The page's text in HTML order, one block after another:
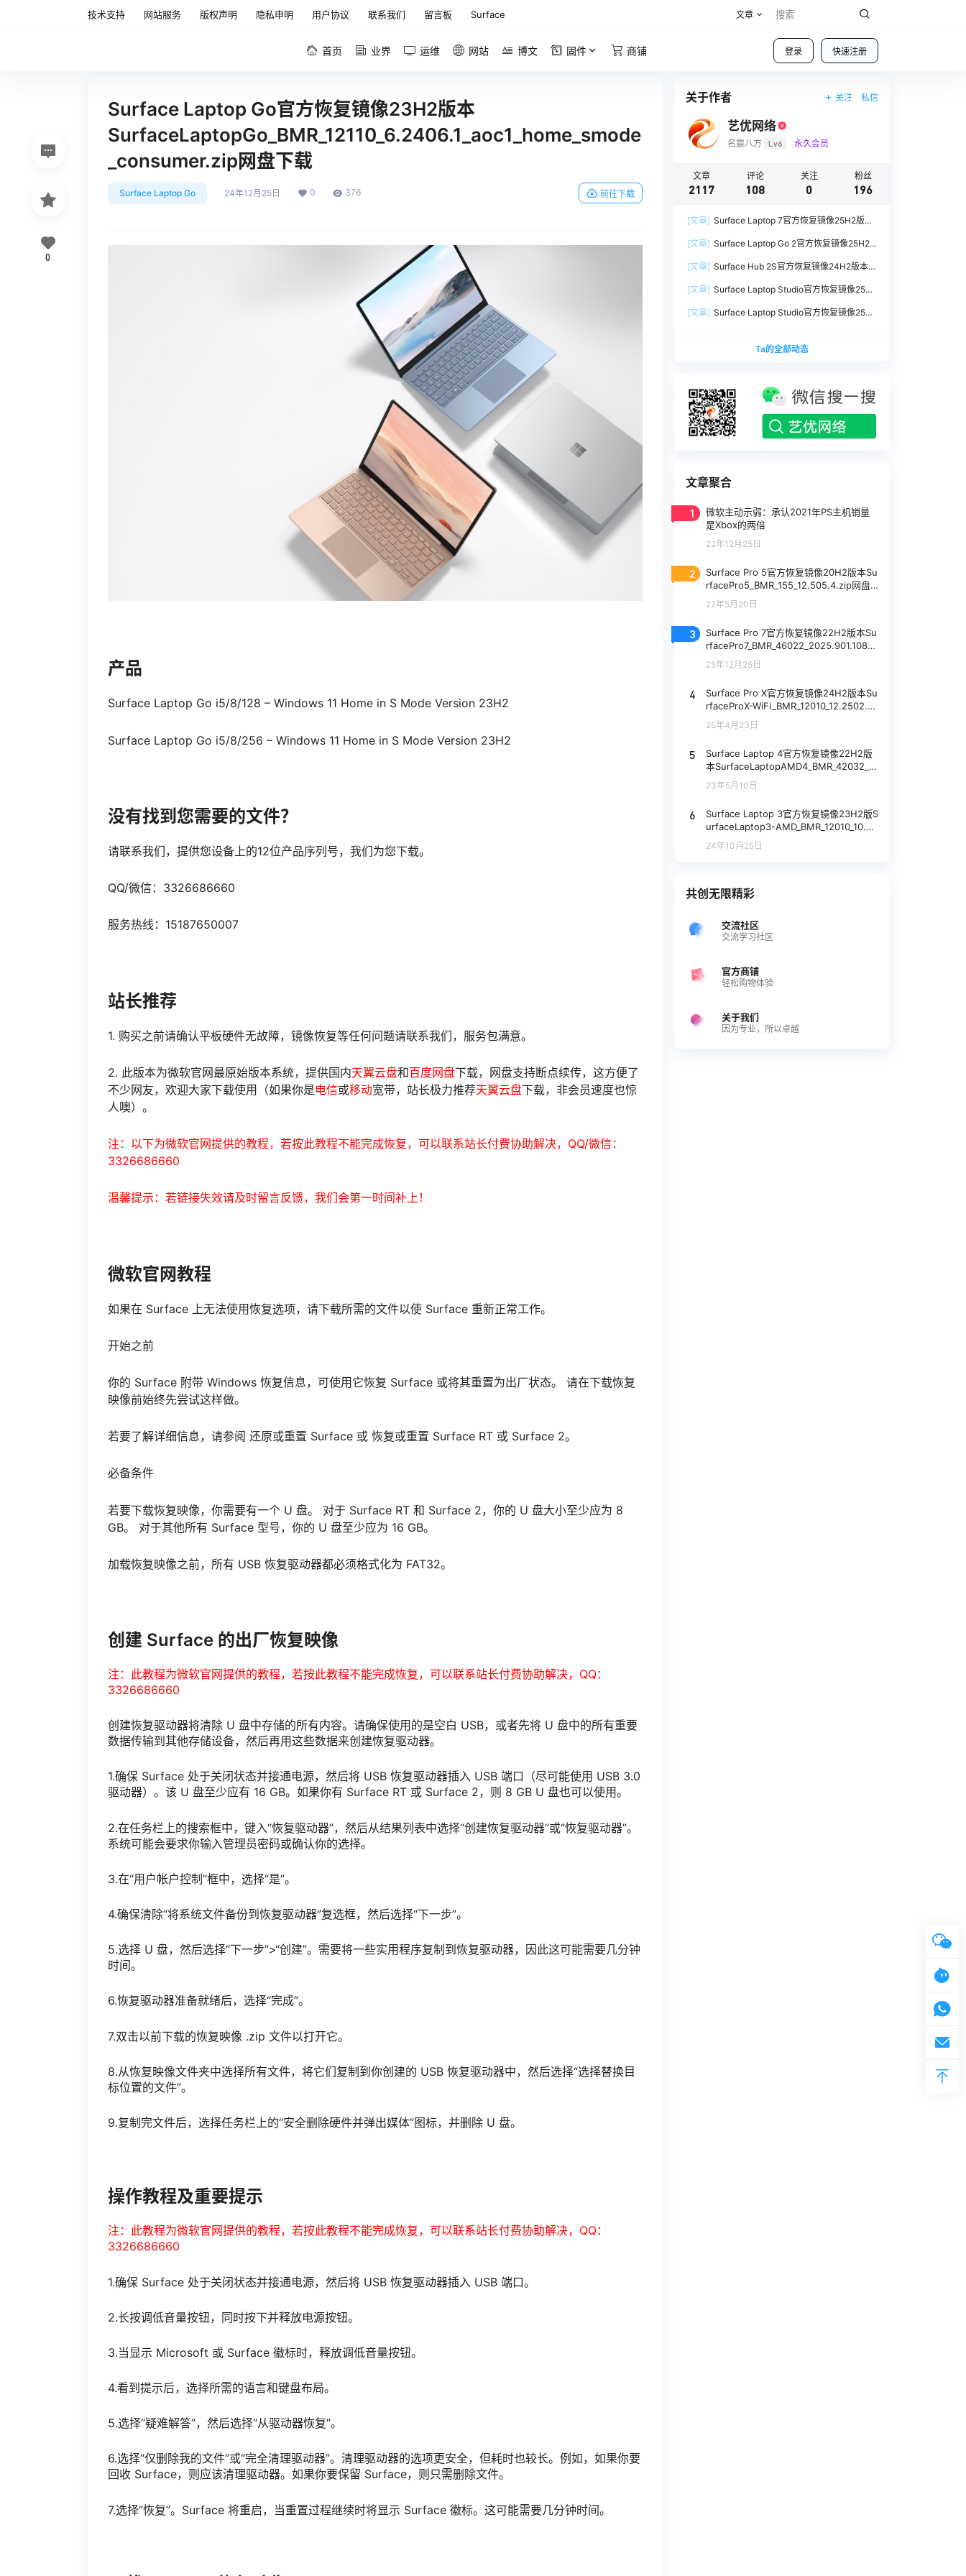
技术支持 网站服务 版权声明 隐私申明 用户协议 联系我们 留言板 Surface 文章
登录 快速注册
首页 业界 运维 网站 博文 固件 商铺
Surface Laptop Go官方恢复镜像23H2版本
SurfaceLaptopGo_BMR_12110_6.2406.1_aoc1_home_smode
_consumer.zip网盘下载
Surface Laptop Go 24年12月25日 0 376 前往下载
产品
Surface Laptop Go i5/8/128 – Windows 11 Home in S Mode Version 23H2
Surface Laptop Go i5/8/256 – Windows 11 Home in S Mode Version 23H2
没有找到您需要的文件？
请联系我们，提供您设备上的12位产品序列号，我们为您下载。
QQ/微信：3326686660
服务热线：15187650007
站长推荐
1. 购买之前请确认平板硬件无故障，镜像恢复等任何问题请联系我们，服务包满意。
2. 此版本为微软官网最原始版本系统，提供国内天翼云盘和百度网盘下载，网盘支持断点续传，这方便了
不少网友，欢迎大家下载使用（如果你是电信或移动宽带，站长极力推荐天翼云盘下载，非会员速度也惊
人噢）。
注：以下为微软官网提供的教程，若按此教程不能完成恢复，可以联系站长付费协助解决，QQ/微信：
3326686660
温馨提示：若链接失效请及时留言反馈，我们会第一时间补上！
微软官网教程
如果在 Surface 上无法使用恢复选项，请下载所需的文件以使 Surface 重新正常工作。
开始之前
你的 Surface 附带 Windows 恢复信息，可使用它恢复 Surface 或将其重置为出厂状态。 请在下载恢复
映像前始终先尝试这样做。
若要了解详细信息，请参阅 还原或重置 Surface 或 恢复或重置 Surface RT 或 Surface 2。
必备条件
若要下载恢复映像，你需要有一个 U 盘。 对于 Surface RT 和 Surface 2，你的 U 盘大小至少应为 8
GB。 对于其他所有 Surface 型号，你的 U 盘至少应为 16 GB。
加载恢复映像之前，所有 USB 恢复驱动器都必须格式化为 FAT32。
创建 Surface 的出厂恢复映像
注：此教程为微软官网提供的教程，若按此教程不能完成恢复，可以联系站长付费协助解决，QQ：
3326686660
创建恢复驱动器将清除 U 盘中存储的所有内容。请确保使用的是空白 USB，或者先将 U 盘中的所有重要
数据传输到其他存储设备，然后再用这些数据来创建恢复驱动器。
1.确保 Surface 处于关闭状态并接通电源，然后将 USB 恢复驱动器插入 USB 端口（尽可能使用 USB 3.0
驱动器）。该 U 盘至少应有 16 GB。如果你有 Surface RT 或 Surface 2，则 8 GB U 盘也可以使用。
2.在任务栏上的搜索框中，键入“恢复驱动器”，然后从结果列表中选择“创建恢复驱动器”或“恢复驱动器”。
系统可能会要求你输入管理员密码或确认你的选择。
3.在“用户帐户控制”框中，选择“是”。
4.确保清除“将系统文件备份到恢复驱动器”复选框，然后选择“下一步”。
5.选择 U 盘，然后选择“下一步”>“创建”。需要将一些实用程序复制到恢复驱动器，因此这可能需要几分钟
时间。
6.恢复驱动器准备就绪后，选择“完成”。
7.双击以前下载的恢复映像 .zip 文件以打开它。
8.从恢复映像文件夹中选择所有文件，将它们复制到你创建的 USB 恢复驱动器中，然后选择“选择替换目
标位置的文件”。
9.复制完文件后，选择任务栏上的“安全删除硬件并弹出媒体”图标，并删除 U 盘。
操作教程及重要提示
注：此教程为微软官网提供的教程，若按此教程不能完成恢复，可以联系站长付费协助解决，QQ：
3326686660
1.确保 Surface 处于关闭状态并接通电源，然后将 USB 恢复驱动器插入 USB 端口。
2.长按调低音量按钮，同时按下并释放电源按钮。
3.当显示 Microsoft 或 Surface 徽标时，释放调低音量按钮。
4.看到提示后，选择所需的语言和键盘布局。
5.选择“疑难解答”，然后选择“从驱动器恢复”。
6.选择“仅删除我的文件”或“完全清理驱动器”。清理驱动器的选项更安全，但耗时也较长。例如，如果你要
回收 Surface，则应该清理驱动器。如果你要保留 Surface，则只需删除文件。
7.选择“恢复”。Surface 将重启，当重置过程继续时将显示 Surface 徽标。这可能需要几分钟时间。
0
关于作者 关注 私信
艺优网络
名震八方 Lv6 永久会员
文章
2117
评论
108
关注
0
粉丝
196
[文章] Surface Laptop 7官方恢复镜像25H2版本
254.zip网盘下载
[文章] Surface Laptop Go 2官方恢复镜像25H2
SurfaceLaptopGo2_BMR_42032_2026.507.118
98505.zip网盘下载
[文章] Surface Hub 2S官方恢复镜像24H2版本
7.zip网盘下载
[文章] Surface Laptop Studio官方恢复镜像25H2
SurfaceLaptopStudio_BMR_42032_2026.402.1
[文章] Surface Laptop Studio官方恢复镜像25H2
SurfaceLaptopStudio_BMR_12010_2026.402.11
740375.zip网盘下载
Ta的全部动态
文章聚合
1
微软主动示弱：承认2021年PS主机销量
是Xbox的两倍
22年12月25日
2
Surface Pro 5官方恢复镜像20H2版本Su
rfacePro5_BMR_155_12.505.4.zip网盘
下载
22年5月20日
3
Surface Pro 7官方恢复镜像22H2版本Su
rfacePro7_BMR_46022_2025.901.1080
3420.zip网盘下载
25年12月25日
4
Surface Pro X官方恢复镜像24H2版本Su
rfaceProX-WiFi_BMR_12010_12.2502.1_
aoc1_home_consumer.zip网盘下载
25年4月23日
5
Surface Laptop 4官方恢复镜像22H2版
本SurfaceLaptopAMD4_BMR_42032_4.
6.4.zip网盘下载
23年5月10日
6
Surface Laptop 3官方恢复镜像23H2版S
urfaceLaptop3-AMD_BMR_12010_10.24
05.1_aoc1_home_o365homeprem.zip网
盘下载
24年10月25日
共创无限精彩
交流社区
交流学习社区
官方商铺
轻松购物体验
关于我们
因为专业，所以卓越